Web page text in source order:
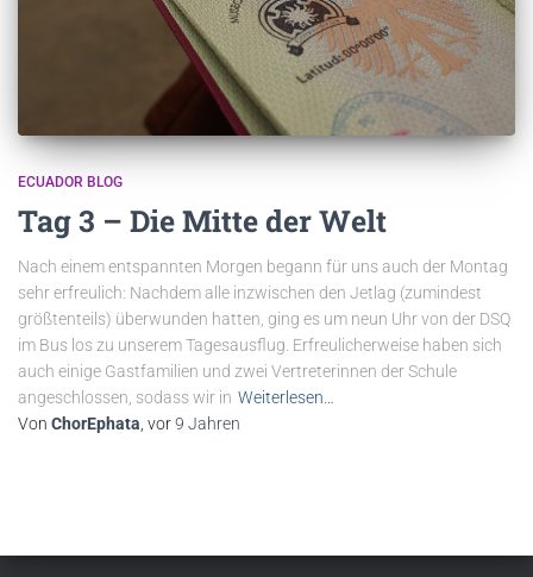
ECUADOR BLOG
Tag 3 – Die Mitte der Welt
Nach einem entspannten Morgen begann für uns auch der Montag
sehr erfreulich: Nachdem alle inzwischen den Jetlag (zumindest
größtenteils) überwunden hatten, ging es um neun Uhr von der DSQ
im Bus los zu unserem Tagesausflug. Erfreulicherweise haben sich
auch einige Gastfamilien und zwei Vertreterinnen der Schule
angeschlossen, sodass wir in Weiterlesen…
Von ChorEphata , vor9 Jahren